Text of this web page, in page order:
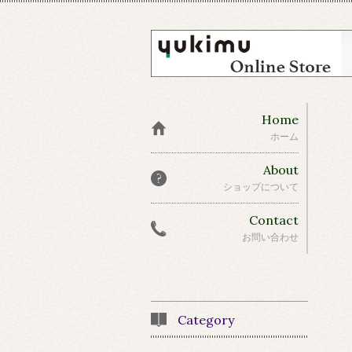
Home
ホーム
About
ショップについて
Contact
お問い合わせ
Category